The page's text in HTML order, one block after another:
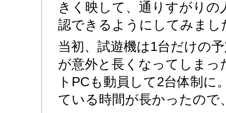
きく映して、通りすがりの
認できるようにしてみまし
当初、試遊機は1台だけの
が意外と長くなってしまっ
トPCも動員して2台体制に
ている時間が長かったので